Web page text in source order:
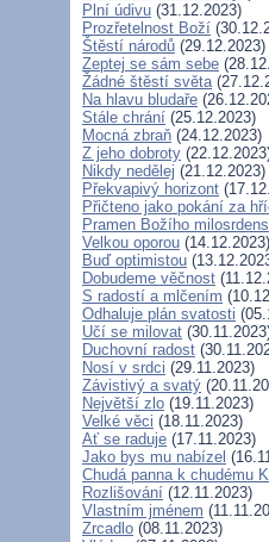
Plní údivu (31.12.2023)
Prozřetelnost Boží
Štěstí národů (29.12.2023)
Zeptej se sám sebe
Žádné štěstí světa
Na hlavu bludaře
Stále chrání (25.12.2023)
Mocná zbraň (24.12.2023)
Z jeho dobroty
Nikdy nedělej (21.12.2023)
Překvapivý horizont
Přičteno jako pokání za
Pramen Božího
Velkou oporou (14.12.2023)
Buď optimistou
Dobudeme věčnost
S radostí a mlčením
Odhaluje plán svatosti
Učí se milovat
Duchovní radost
Nosí v srdci (29.11.2023)
Závistivý a svatý
Největší zlo (19.11.2023)
Velké věci (18.11.2023)
Ať se raduje (17.11.2023)
Jako bys mu nabízel
Chudá panna k chudému
Rozlišování (12.11.2023)
Vlastním jménem
Zrcadlo (08.11.2023)